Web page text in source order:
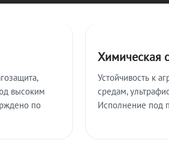
высоким
по
Химическая
Устойчивость к
средам,
Исполнение под